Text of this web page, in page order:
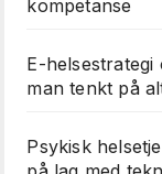
kompetanse
E-
man tenkt på
Psykisk